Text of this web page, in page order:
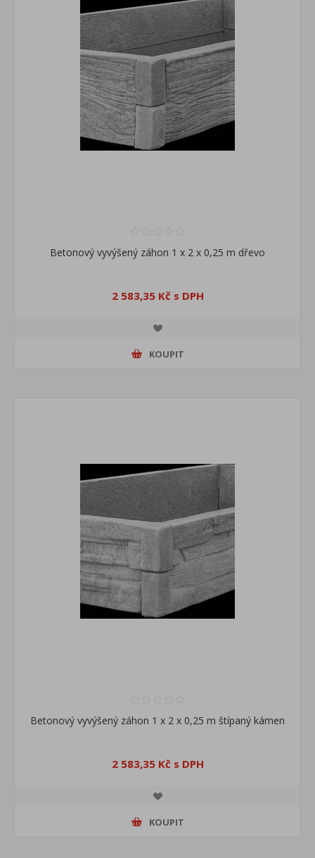
Betonový vyvýšený záhon 1 x 2 x 0,25 m dřevo
2 583,35 Kč s DPH
KOUPIT
Betonový vyvýšený záhon 1 x 2 x 0,25 m štípaný kámen
2 583,35 Kč s DPH
KOUPIT